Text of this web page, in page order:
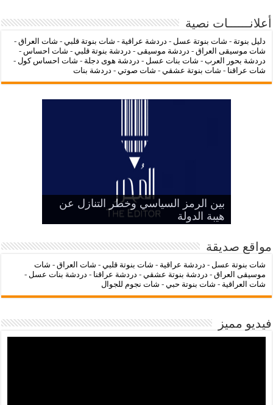
أعلانــــــات نصية
دليل بنوتة - شات بنوتة عسل - دردشة عراقية - شات بنوتة قلبي- شات العراق -
شات موسيقى العراق- دردشة موسيقى- دردشة بنوتة قلبي- شات احساس -
دردشة بحور العرب- شات بنات عسل - دردشة هوى دجلة - شات احساس كول -
شات عراقنا - شات بنوتة عشقي- شات صوتي- دردشة بنات
فساد بلا وجوه… حين تتحول ملفات
النزاهة إلى أرقام غامضة
بين الرمز السياسي وخطر التنازل عن
هيبة الدولة
شات عراقنا
شات بنوتة عسل
‌‌‌LC Waikiki: عنوان التسوق عبر
الإنترنت لشراء الملابس الأنيقة
مواقع صديقة
شات بنوتة عسل - دردشة عراقية - شات بنوتة قلبي- شات العراق - شات
موسيقى العراق- دردشة بنوتة عشقي- دردشة عراقنا - دردشة بنات عسل -
شات العراقية - شات بنوتة حبي- شات نجوم للجوال
فيديو مميز